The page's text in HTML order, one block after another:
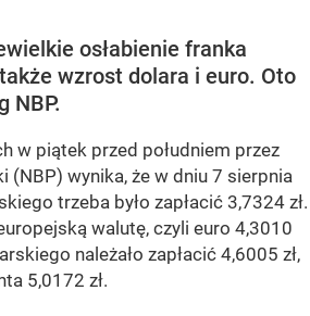
osłabienie franka
wzrost dolara i euro. Oto
NBP.
w piątek przed południem przez
(NBP) wynika, że w dniu 7 sierpnia
trzeba było zapłacić 3,7324 zł.
walutę, czyli euro 4,3010
należało zapłacić 4,6005 zł,
5,0172 zł.